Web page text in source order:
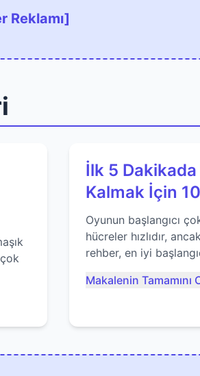
Reklamı]
İlk 5
Kalmak İçin
Oyunun başlangıcı
hücreler hızlıdır,
rehber, en iyi başlangıç
olmaktan nasıl
Makalenin Tamamını